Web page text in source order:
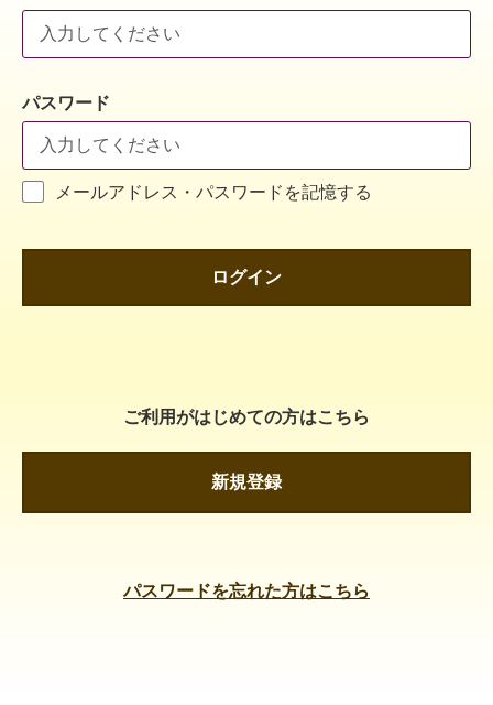
パスワード
メールアドレス・パスワードを記憶する
ログイン
ご利用がはじめての方はこちら
新規登録
パスワードを忘れた方はこちら